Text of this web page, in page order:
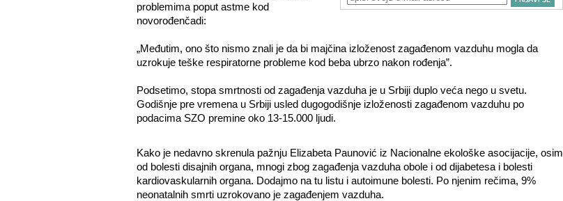
problemima poput astme kod
novorođenčadi:
„Međutim, ono što nismo znali je da bi majčina izloženost zagađenom vazduhu mogla da
uzrokuje teške respiratorne probleme kod beba ubrzo nakon rođenja”.
Podsetimo, stopa smrtnosti od zagađenja vazduha je u Srbiji duplo veća nego u svetu.
Godišnje pre vremena u Srbiji usled dugogodišnje izloženosti zagađenom vazduhu po
podacima SZO premine oko 13-15.000 ljudi.
Kako je nedavno skrenula pažnju Elizabeta Paunović iz Nacionalne ekološke asocijacije, osim
od bolesti disajnih organa, mnogi zbog zagađenja vazduha obole i od dijabetesa i bolesti
kardiovaskularnih organa. Dodajmo na tu listu i autoimune bolesti. Po njenim rečima, 9%
neonatalnih smrti uzrokovano je zagađenjem vazduha.